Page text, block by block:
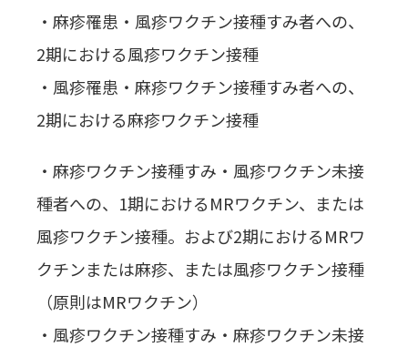
・麻疹罹患・風疹ワクチン接種すみ者への、
2期における風疹ワクチン接種
・風疹罹患・麻疹ワクチン接種すみ者への、
2期における麻疹ワクチン接種
・麻疹ワクチン接種すみ・風疹ワクチン未接
種者への、1期におけるMRワクチン、または
風疹ワクチン接種。および2期におけるMRワ
クチンまたは麻疹、または風疹ワクチン接種
（原則はMRワクチン）
・風疹ワクチン接種すみ・麻疹ワクチン未接